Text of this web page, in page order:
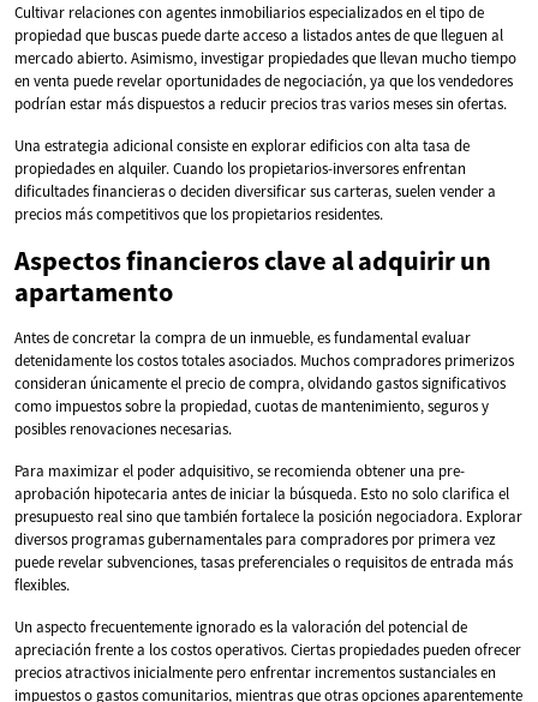
Cultivar relaciones con agentes inmobiliarios especializados en el tipo de
propiedad que buscas puede darte acceso a listados antes de que lleguen al
mercado abierto. Asimismo, investigar propiedades que llevan mucho tiempo
en venta puede revelar oportunidades de negociación, ya que los vendedores
podrían estar más dispuestos a reducir precios tras varios meses sin ofertas.
Una estrategia adicional consiste en explorar edificios con alta tasa de
propiedades en alquiler. Cuando los propietarios-inversores enfrentan
dificultades financieras o deciden diversificar sus carteras, suelen vender a
precios más competitivos que los propietarios residentes.
Aspectos financieros clave al adquirir un
apartamento
Antes de concretar la compra de un inmueble, es fundamental evaluar
detenidamente los costos totales asociados. Muchos compradores primerizos
consideran únicamente el precio de compra, olvidando gastos significativos
como impuestos sobre la propiedad, cuotas de mantenimiento, seguros y
posibles renovaciones necesarias.
Para maximizar el poder adquisitivo, se recomienda obtener una pre-
aprobación hipotecaria antes de iniciar la búsqueda. Esto no solo clarifica el
presupuesto real sino que también fortalece la posición negociadora. Explorar
diversos programas gubernamentales para compradores por primera vez
puede revelar subvenciones, tasas preferenciales o requisitos de entrada más
flexibles.
Un aspecto frecuentemente ignorado es la valoración del potencial de
apreciación frente a los costos operativos. Ciertas propiedades pueden ofrecer
precios atractivos inicialmente pero enfrentar incrementos sustanciales en
impuestos o gastos comunitarios, mientras que otras opciones aparentemente